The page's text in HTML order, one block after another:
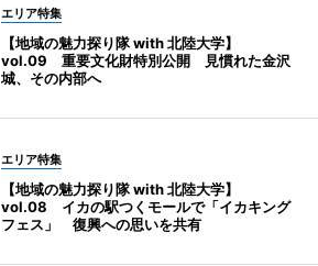
エリア特集
【地域の魅力探り隊 with 北陸大学】
vol.09 重要文化財特別公開 見慣れた金沢
城、その内部へ
エリア特集
【地域の魅力探り隊 with 北陸大学】
vol.08 イカの駅つくモールで「イカキング
フェス」 復興への思いを共有